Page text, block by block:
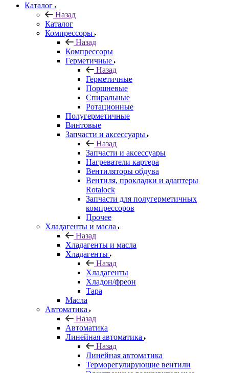
Каталог
Назад
Каталог
Компрессоры
Назад
Компрессоры
Герметичные
Назад
Герметичные
Поршневые
Спиральные
Ротационные
Полугерметичные
Винтовые
Запчасти и аксессуары
Назад
Запчасти и аксессуары
Нагреватели картера
Вентиляторы обдува
Вентиля, прокладки и адаптеры
Rotalock
Запчасти для полугерметичных
компрессоров
Прочее
Хладагенты и масла
Назад
Хладагенты и масла
Хладагенты
Назад
Хладагенты
Хладон/фреон
Тара
Масла
Автоматика
Назад
Автоматика
Линейная автоматика
Назад
Линейная автоматика
Терморегулирующие вентили